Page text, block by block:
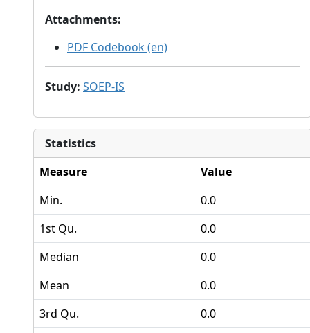
Attachments:
PDF Codebook (en)
Study: SOEP-IS
Statistics
Measure
Value
Min.
0.0
1st Qu.
0.0
Median
0.0
Mean
0.0
3rd Qu.
0.0